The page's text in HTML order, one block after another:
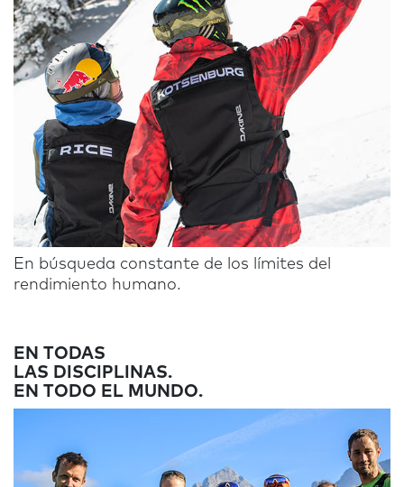
En búsqueda constante de los límites del
rendimiento humano.
EN TODAS
LAS DISCIPLINAS.
EN TODO EL MUNDO.